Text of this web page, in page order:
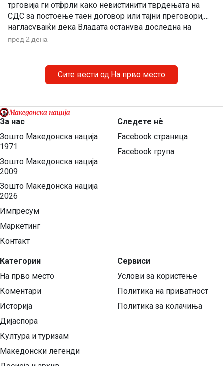
трговија ги отфрли како невистинити тврдењата на
СДС за постоење таен договор или тајни преговори,
нагласувајќи дека Владата останува доследна на
утврдените државни позиции и нема да прифати
идентитетот, јазикот и историјата. „Денешната прес-
конференција на СДС е уште еден обид за создавање
хистерија и […]
пред 2 дена
Сите вести од На прво место
За нас
Зошто Македонска нација
1971
Зошто Македонска нација
2009
Зошто Македонска нација
2026
Импресум
Маркетинг
Контакт
Категории
На прво место
Коментари
Историја
Дијаспора
Култура и туризам
Македонски легенди
Следете нѐ
Facebook страница
Facebook група
Сервиси
Услови за користење
Политика на приватност
Политика за колачиња